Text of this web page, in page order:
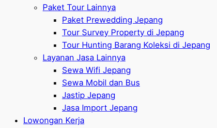
Paket Tour Lainnya
Paket Prewedding Jepang
Tour Survey Property di Jepang
Tour Hunting Barang Koleksi di Jepang
Layanan Jasa Lainnya
Sewa Wifi Jepang
Sewa Mobil dan Bus
Jastip Jepang
Jasa Import Jepang
Lowongan Kerja